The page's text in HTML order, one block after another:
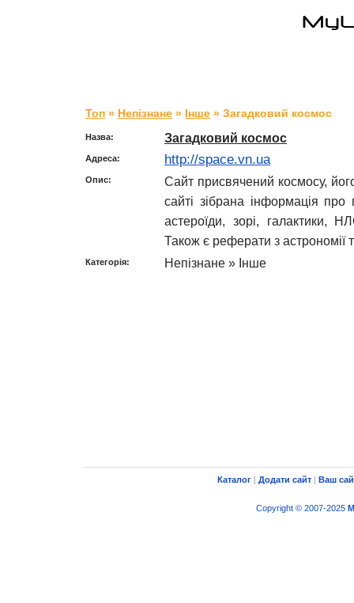
Топ » Непізнане » Інше » Загадковий космос
Назва: Загадковий космос
Адреса: http://space.vn.ua
Опис:
Сайт присвячений космосу,
сайті зібрана інформація про
астероїди, зорі, галактики,
Також є реферати з астрономії
Категорія: Непізнане » Інше
Каталог | Додати сайт | Ваш
Copyright © 2007-2025